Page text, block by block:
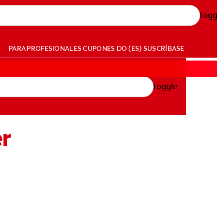
PARA PROFESIONALESCUPONES DO (ES) SUSCRÍBASE
Toggle